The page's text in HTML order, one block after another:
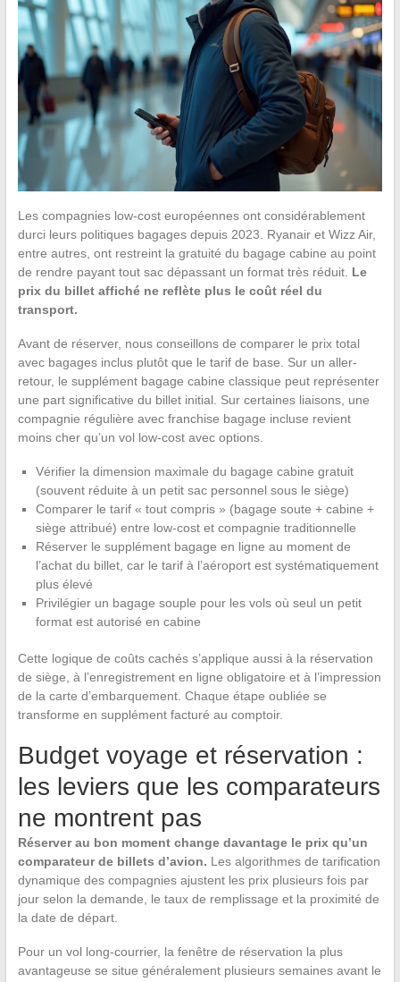
Les compagnies low-cost européennes ont considérablement
durci leurs politiques bagages depuis 2023. Ryanair et Wizz Air,
entre autres, ont restreint la gratuité du bagage cabine au point
de rendre payant tout sac dépassant un format très réduit. Le
prix du billet affiché ne reflète plus le coût réel du
transport.
Avant de réserver, nous conseillons de comparer le prix total
avec bagages inclus plutôt que le tarif de base. Sur un aller-
retour, le supplément bagage cabine classique peut représenter
une part significative du billet initial. Sur certaines liaisons, une
compagnie régulière avec franchise bagage incluse revient
moins cher qu’un vol low-cost avec options.
Vérifier la dimension maximale du bagage cabine gratuit
(souvent réduite à un petit sac personnel sous le siège)
Comparer le tarif « tout compris » (bagage soute + cabine +
siège attribué) entre low-cost et compagnie traditionnelle
Réserver le supplément bagage en ligne au moment de
l’achat du billet, car le tarif à l’aéroport est systématiquement
plus élevé
Privilégier un bagage souple pour les vols où seul un petit
format est autorisé en cabine
Cette logique de coûts cachés s’applique aussi à la réservation
de siège, à l’enregistrement en ligne obligatoire et à l’impression
de la carte d’embarquement. Chaque étape oubliée se
transforme en supplément facturé au comptoir.
Budget voyage et réservation :
les leviers que les comparateurs
ne montrent pas
Réserver au bon moment change davantage le prix qu’un
comparateur de billets d’avion. Les algorithmes de tarification
dynamique des compagnies ajustent les prix plusieurs fois par
jour selon la demande, le taux de remplissage et la proximité de
la date de départ.
Pour un vol long-courrier, la fenêtre de réservation la plus
avantageuse se situe généralement plusieurs semaines avant le